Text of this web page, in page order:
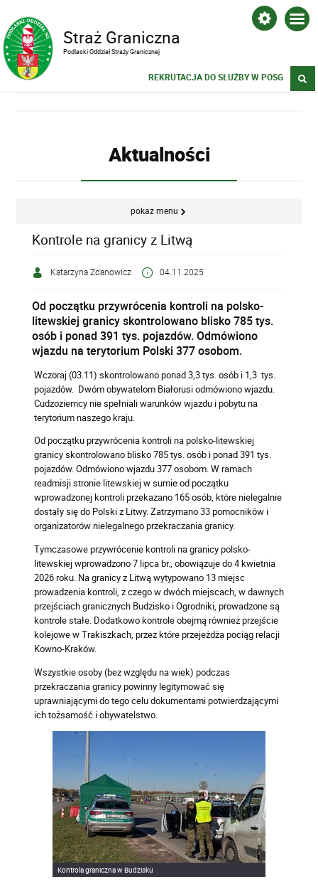
Straż Graniczna
Podlaski Oddział Straży Granicznej
REKRUTACJA DO SŁUŻBY W POSG
Aktualności
pokaż menu
Kontrole na granicy z Litwą
Katarzyna Zdanowicz 04.11.2025
Od początku przywrócenia kontroli na polsko-
litewskiej granicy skontrolowano blisko 785 tys.
osób i ponad 391 tys. pojazdów. Odmówiono
wjazdu na terytorium Polski 377 osobom.
Wczoraj (03.11) skontrolowano ponad 3,3 tys. osób i 1,3 tys.
pojazdów. Dwóm obywatelom Białorusi odmówiono wjazdu.
Cudzoziemcy nie spełniali warunków wjazdu i pobytu na
terytorium naszego kraju.
Od początku przywrócenia kontroli na polsko-litewskiej
granicy skontrolowano blisko 785 tys. osób i ponad 391 tys.
pojazdów. Odmówiono wjazdu 377 osobom. W ramach
readmisji stronie litewskiej w sumie od początku
wprowadzonej kontroli przekazano 165 osób, które nielegalnie
dostały się do Polski z Litwy. Zatrzymano 33 pomocników i
organizatorów nielegalnego przekraczania granicy.
Tymczasowe przywrócenie kontroli na granicy polsko-
litewskiej wprowadzono 7 lipca br., obowiązuje do 4 kwietnia
2026 roku. Na granicy z Litwą wytypowano 13 miejsc
prowadzenia kontroli, z czego w dwóch miejscach, w dawnych
przejściach granicznych Budzisko i Ogrodniki, prowadzone są
kontrole stałe. Dodatkowo kontrole obejmą również przejście
kolejowe w Trakiszkach, przez które przejeżdża pociąg relacji
Kowno-Kraków.
Wszystkie osoby (bez względu na wiek) podczas
przekraczania granicy powinny legitymować się
uprawniającymi do tego celu dokumentami potwierdzającymi
ich tożsamość i obywatelstwo.
Kontrola graniczna w Budzisku